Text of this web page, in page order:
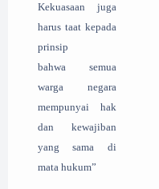
Kekuasaan juga
harus taat kepada
prinsip
bahwa semua
warga negara
mempunyai hak
dan kewajiban
yang sama di
mata hukum”